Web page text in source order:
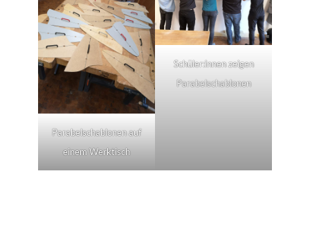
Parabelschablonen auf
einem Werktisch
Schüler:innen zeigen
Parabelschablonen